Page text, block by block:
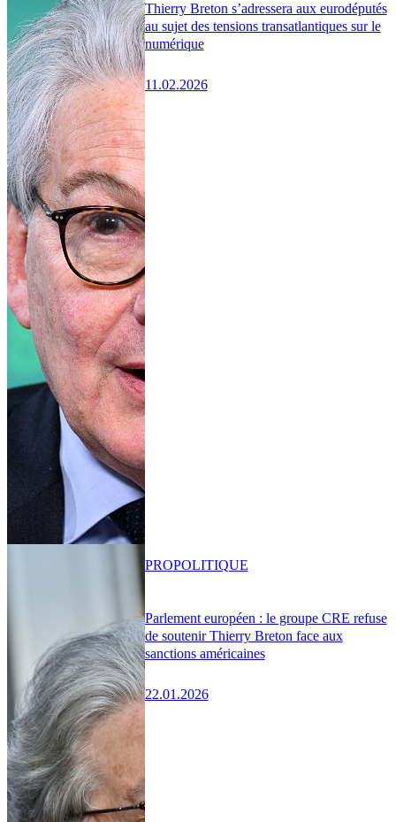
Thierry Breton s’adressera aux eurodéputés
au sujet des tensions transatlantiques sur le
numérique
11.02.2026
Parlement européen : le groupe CRE refuse
de soutenir Thierry Breton face aux
sanctions américaines
22.01.2026
PROPOLITIQUE